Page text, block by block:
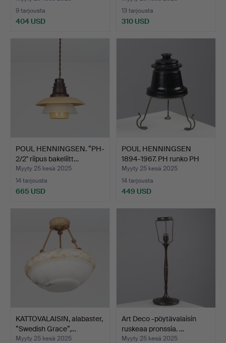
9 tarjousta
404 USD
13 tarjousta
310 USD
POUL HENNINGSEN. ”PH-
2/2" riipus bakeliitt…
Myyty 25 kesä 2025
14 tarjousta
665 USD
POUL HENNINGSEN
1894-1967. PH runko PH
4/4…
Myyty 25 kesä 2025
14 tarjousta
449 USD
KATTOVALAISIN, alabaster,
”Swedish Grace”,…
Myyty 25 kesä 2025
Art Deco -pöytävalaisin
ruskeaa pronssia. …
Myyty 25 kesä 2025